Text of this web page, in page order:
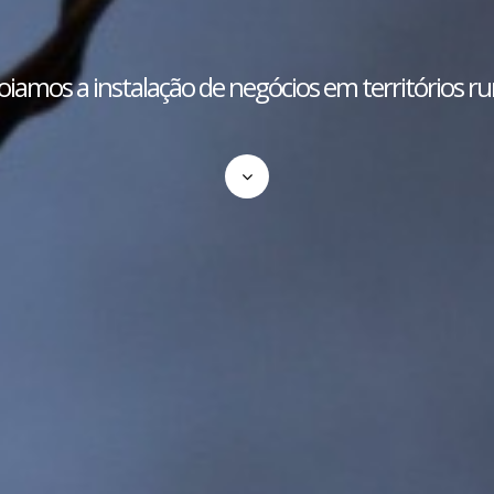
a instalação de negócios em territórios